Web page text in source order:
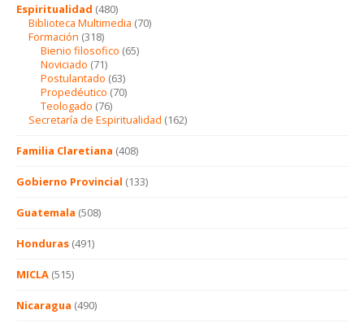
Espiritualidad (480)
Biblioteca Multimedia (70)
Formación (318)
Bienio filosofico (65)
Noviciado (71)
Postulantado (63)
Propedéutico (70)
Teologado (76)
Secretaría de Espiritualidad (162)
Familia Claretiana (408)
Gobierno Provincial (133)
Guatemala (508)
Honduras (491)
MICLA (515)
Nicaragua (490)